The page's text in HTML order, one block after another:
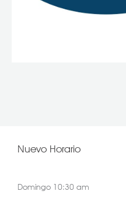
Nuevo Horario
Domingo 10:30 am